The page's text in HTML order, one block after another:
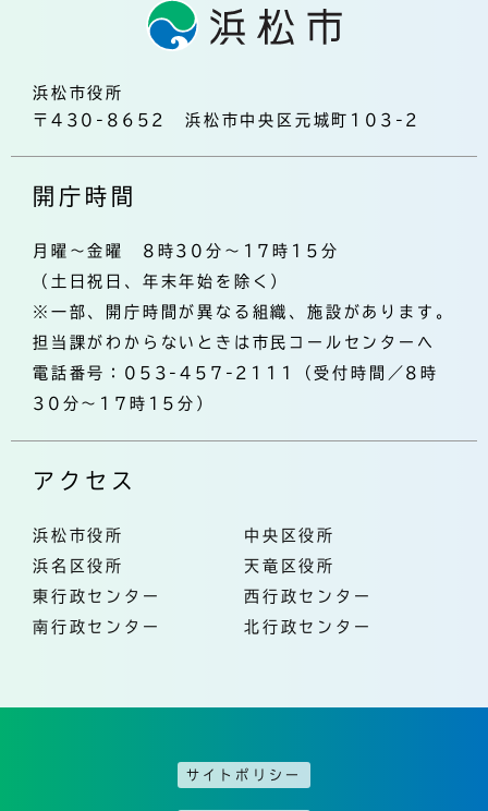
浜松市役所
〒430-8652 浜松市中央区元城町103-2
開庁時間
月曜～金曜 8時30分～17時15分
（土日祝日、年末年始を除く）
※一部、開庁時間が異なる組織、施設があります。
担当課がわからないときは市民コールセンターへ
電話番号：053-457-2111（受付時間／8時
30分～17時15分）
アクセス
浜松市役所
中央区役所
浜名区役所
天竜区役所
東行政センター
西行政センター
南行政センター
北行政センター
サイトポリシー